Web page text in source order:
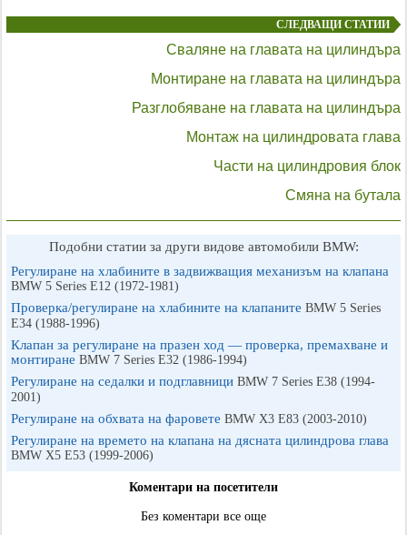
СЛЕДВАЩИ СТАТИИ
Сваляне на главата на цилиндъра
Монтиране на главата на цилиндъра
Разглобяване на главата на цилиндъра
Монтаж на цилиндровата глава
Части на цилиндровия блок
Смяна на бутала
Подобни статии за други видове автомобили BMW:
Регулиране на хлабините в задвижващия механизъм на клапана
BMW 5 Series E12 (1972-1981)
Проверка/регулиране на хлабините на клапаните BMW 5 Series
E34 (1988-1996)
Клапан за регулиране на празен ход — проверка, премахване и
монтиране BMW 7 Series E32 (1986-1994)
Регулиране на седалки и подглавници BMW 7 Series E38 (1994-
2001)
Регулиране на обхвата на фаровете BMW X3 Е83 (2003-2010)
Регулиране на времето на клапана на дясната цилиндрова глава
BMW X5 E53 (1999-2006)
Коментари на посетители
Без коментари все още